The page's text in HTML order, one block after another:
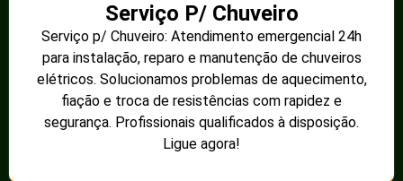
Serviço P/ Chuveiro
Serviço p/ Chuveiro: Atendimento emergencial 24h
para instalação, reparo e manutenção de chuveiros
elétricos. Solucionamos problemas de aquecimento,
fiação e troca de resistências com rapidez e
segurança. Profissionais qualificados à disposição.
Ligue agora!